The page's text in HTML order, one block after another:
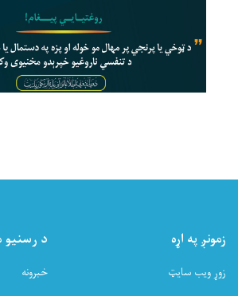
زمونږ په اړه
زوړ ویب سایټ
د رسنیو
خبرونه